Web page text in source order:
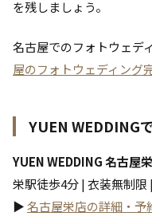
を残しましょう。
名古屋でのフォトウェデ
屋のフォトウェディング
YUEN WEDDING
YUEN WEDDING 名古屋
栄駅徒歩4分 | 衣装無制
▶名古屋栄店の詳細・予